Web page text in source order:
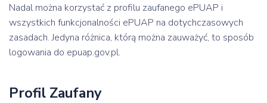
Nadal można korzystać z profilu zaufanego ePUAP i
wszystkich funkcjonalności ePUAP na dotychczasowych
zasadach. Jedyna różnica, którą można zauważyć, to sposób
logowania do epuap.gov.pl.
Profil Zaufany